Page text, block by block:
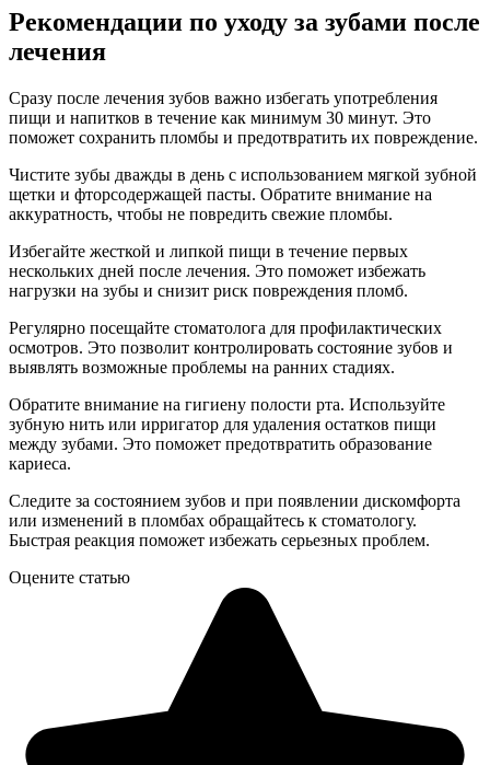
Рекомендации по уходу за зубами после
лечения
Сразу после лечения зубов важно избегать употребления
пищи и напитков в течение как минимум 30 минут. Это
поможет сохранить пломбы и предотвратить их повреждение.
Чистите зубы дважды в день с использованием мягкой зубной
щетки и фторсодержащей пасты. Обратите внимание на
аккуратность, чтобы не повредить свежие пломбы.
Избегайте жесткой и липкой пищи в течение первых
нескольких дней после лечения. Это поможет избежать
нагрузки на зубы и снизит риск повреждения пломб.
Регулярно посещайте стоматолога для профилактических
осмотров. Это позволит контролировать состояние зубов и
выявлять возможные проблемы на ранних стадиях.
Обратите внимание на гигиену полости рта. Используйте
зубную нить или ирригатор для удаления остатков пищи
между зубами. Это поможет предотвратить образование
кариеса.
Следите за состоянием зубов и при появлении дискомфорта
или изменений в пломбах обращайтесь к стоматологу.
Быстрая реакция поможет избежать серьезных проблем.
Оцените статью